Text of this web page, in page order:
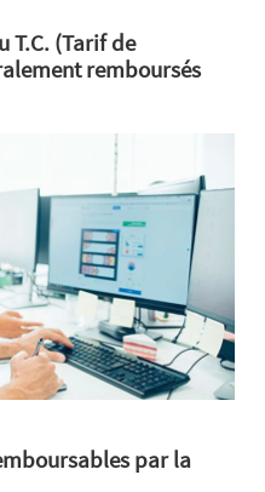
T.C. (Tarif de
remboursés
par la